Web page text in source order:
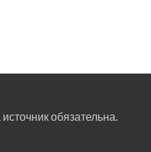
обязательна.